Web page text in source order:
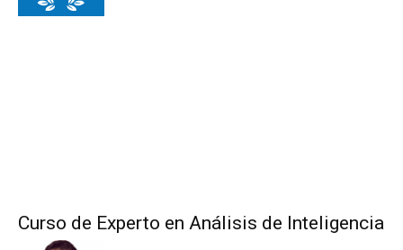
Curso de Experto en Análisis de Inteligencia